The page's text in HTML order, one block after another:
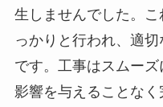
生しませんでした。
っかりと行われ、適
です。工事はスムー
影響を与えることなく